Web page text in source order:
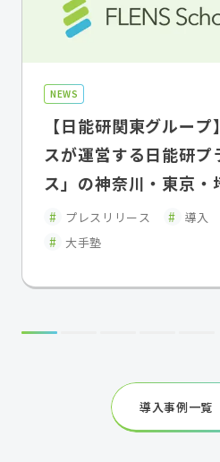
NEWS
【日能研関東グルー
スが運営する日能研プ
ス」の神奈川・東京・
「FLENS School
5月よりトライアル導
プレスリリース 導入
大手塾
導入事例一覧